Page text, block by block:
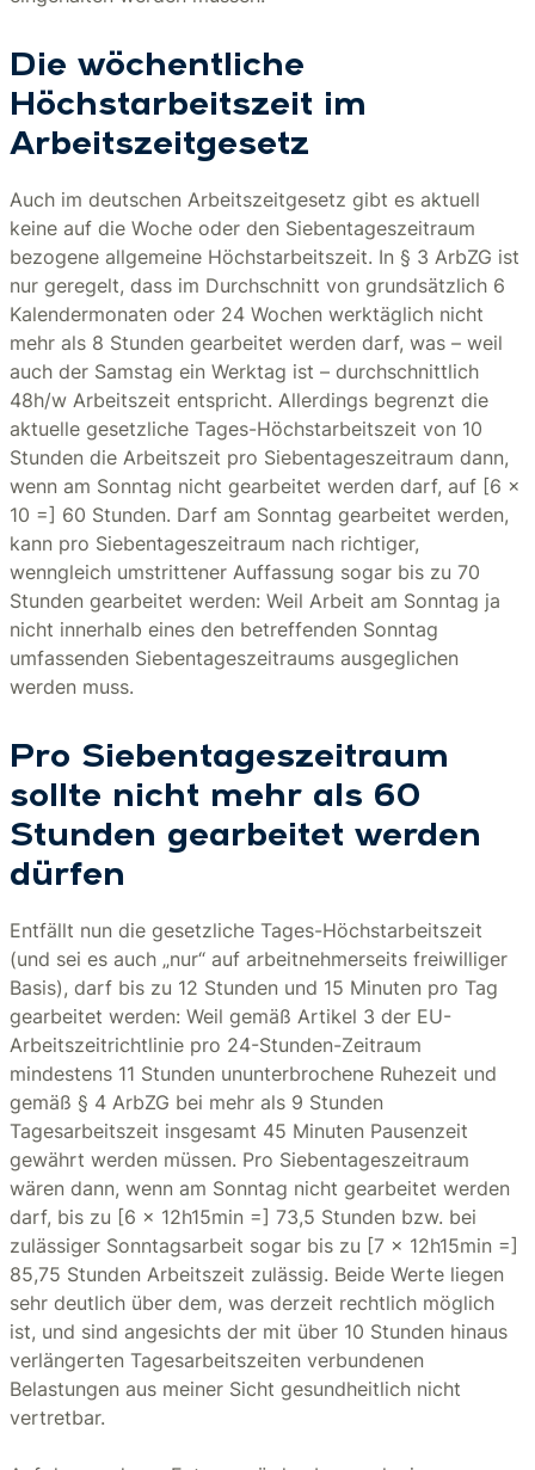
Die wöchentliche
Höchstarbeitszeit im
Arbeitszeitgesetz
Auch im deutschen Arbeitszeitgesetz gibt es aktuell
keine auf die Woche oder den Siebentageszeitraum
bezogene allgemeine Höchstarbeitszeit. In § 3 ArbZG ist
nur geregelt, dass im Durchschnitt von grundsätzlich 6
Kalendermonaten oder 24 Wochen werktäglich nicht
mehr als 8 Stunden gearbeitet werden darf, was – weil
auch der Samstag ein Werktag ist – durchschnittlich
48h/w Arbeitszeit entspricht. Allerdings begrenzt die
aktuelle gesetzliche Tages-Höchstarbeitszeit von 10
Stunden die Arbeitszeit pro Siebentageszeitraum dann,
wenn am Sonntag nicht gearbeitet werden darf, auf [6 x
10 =] 60 Stunden. Darf am Sonntag gearbeitet werden,
kann pro Siebentageszeitraum nach richtiger,
wenngleich umstrittener Auffassung sogar bis zu 70
Stunden gearbeitet werden: Weil Arbeit am Sonntag ja
nicht innerhalb eines den betreffenden Sonntag
umfassenden Siebentageszeitraums ausgeglichen
werden muss.
Pro Siebentageszeitraum
sollte nicht mehr als 60
Stunden gearbeitet werden
dürfen
Entfällt nun die gesetzliche Tages-Höchstarbeitszeit
(und sei es auch „nur“ auf arbeitnehmerseits freiwilliger
Basis), darf bis zu 12 Stunden und 15 Minuten pro Tag
gearbeitet werden: Weil gemäß Artikel 3 der EU-
Arbeitszeitrichtlinie pro 24-Stunden-Zeitraum
mindestens 11 Stunden ununterbrochene Ruhezeit und
gemäß § 4 ArbZG bei mehr als 9 Stunden
Tagesarbeitszeit insgesamt 45 Minuten Pausenzeit
gewährt werden müssen. Pro Siebentageszeitraum
wären dann, wenn am Sonntag nicht gearbeitet werden
darf, bis zu [6 x 12h15min =] 73,5 Stunden bzw. bei
zulässiger Sonntagsarbeit sogar bis zu [7 x 12h15min =]
85,75 Stunden Arbeitszeit zulässig. Beide Werte liegen
sehr deutlich über dem, was derzeit rechtlich möglich
ist, und sind angesichts der mit über 10 Stunden hinaus
verlängerten Tagesarbeitszeiten verbundenen
Belastungen aus meiner Sicht gesundheitlich nicht
vertretbar.